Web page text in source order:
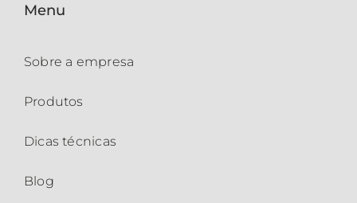
Menu
Sobre a empresa
Produtos
Dicas técnicas
Blog